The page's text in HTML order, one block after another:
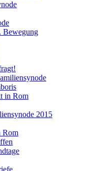
Bewegung
in Rom
2015
Rom